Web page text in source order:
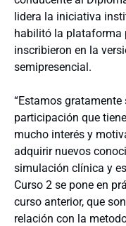
lidera la iniciativa
habilitó la plataforma
inscribieron en la
semipresencial.
“Estamos
participación que
mucho interés y
adquirir nuevos
simulación clínica y
Curso 2 se pone en
curso anterior, que
relación con la